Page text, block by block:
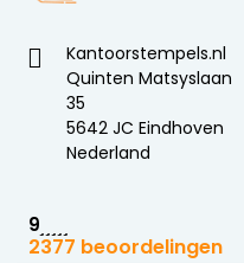
Kantoorstempels.nl
Quinten Matsyslaan
35
5642 JC Eindhoven
Nederland
9
2377 beoordelingen